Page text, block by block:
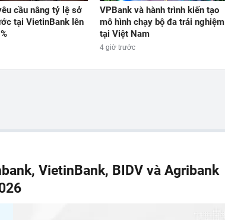
cầu nâng tỷ lệ sở
tại VietinBank lên
VPBank và hành trình kiến tạo
mô hình chạy bộ đa trải nghiệm
tại Việt Nam
4 giờ trước
VietinBank, BIDV và Agribank